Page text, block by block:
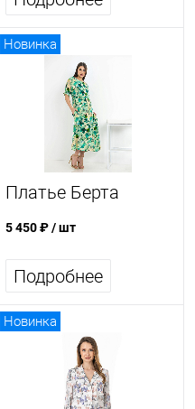
Новинка
Платье Берта
5 450 ₽/ шт
Подробнее
Новинка